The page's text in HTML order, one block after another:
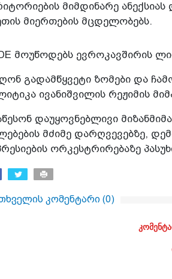
მიმდინარე
მიერთების მცდელობებს.
მოუწოდებს ევროკავშირის
გადამწყვეტი ზომები და
ივანიშვილის რეჟიმის
დაუყოვნებლივი
მძიმე დარღვევებზე,
ორკესტრირებაზე
კომენტარი (0)